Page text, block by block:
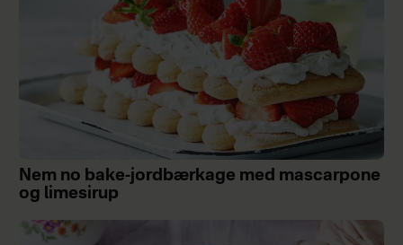
Nem no bake-jordbærkage med mascarpone
og limesirup